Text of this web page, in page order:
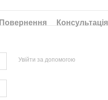
Повернення
Консультація
Увійти за допомогою